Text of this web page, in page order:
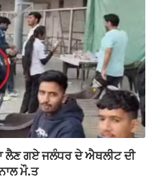
ਲੈਣ ਗਏ ਜਲੰਧਰ ਦੇ ਐਥਲੀਟ ਦੀ
ਮੌ.ਤ